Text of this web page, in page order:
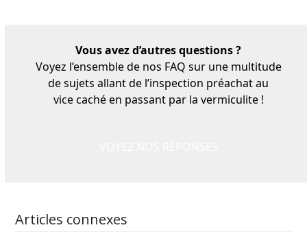
Vous avez d’autres questions ?
Voyez l’ensemble de nos FAQ sur une multitude
de sujets allant de l’inspection préachat au
vice caché en passant par la vermiculite !
Articles connexes